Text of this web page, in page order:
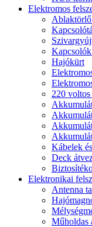
Elektromos
Hajókürt
220
Kábelek
Deck
Elektronikai
Antenna
Műholdas